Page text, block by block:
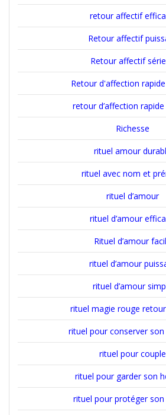
retour affectif
Retour affectif
Retour affectif
Retour d'affection
retour d’affection
Richesse
rituel amour
rituel avec nom et
rituel d’amour
rituel d’amour
Rituel d’amour
rituel d’amour
rituel d’amour
rituel magie rouge
rituel pour conserver
rituel pour couple
rituel pour garder son
rituel pour protéger son